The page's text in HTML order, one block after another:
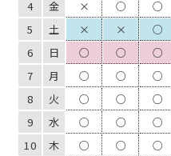
4
金 × ○ ○
5
土 × × ○
6
日 ○ ○ ○
7
月 ○ ○ ○
8
火 ○ ○ ○
9
水 ○ ○ ○
10
木 ○ ○ ○